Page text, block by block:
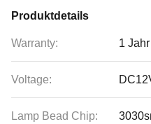
Produktdetails
Warranty: 1 Jahr
Voltage:
Lamp Bead Chip: